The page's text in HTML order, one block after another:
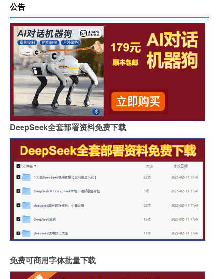
公告
DeepSeek全套部署资料免费下载
免费可商用字体批量下载